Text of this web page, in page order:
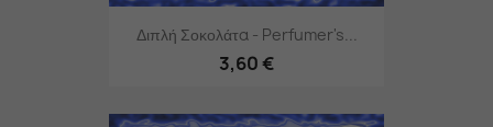
Διπλή Σοκολάτα - Perfumer's...
3,60 €